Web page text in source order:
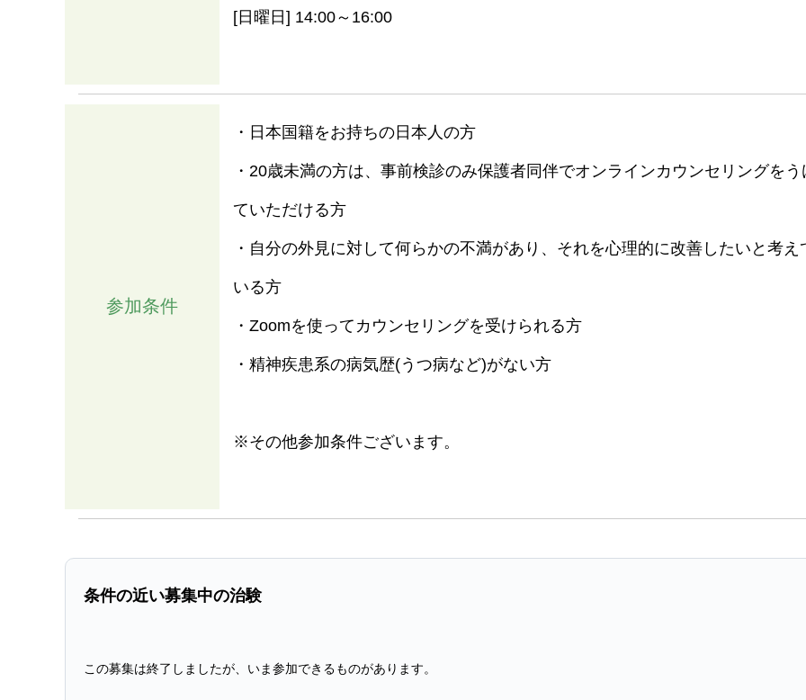
[日曜日] 14:00～16:00
参加条件
・日本国籍をお持ちの日本人の方
・20歳未満の方は、事前検診のみ保護者同伴でオンラインカウンセリングをう
ていただける方
・自分の外見に対して何らかの不満があり、それを心理的に改善したいと考え
いる方
・Zoomを使ってカウンセリングを受けられる方
・精神疾患系の病気歴(うつ病など)がない方
※その他参加条件ございます。
条件の近い募集中の治験
この募集は終了しましたが、いま参加できるものがあります。